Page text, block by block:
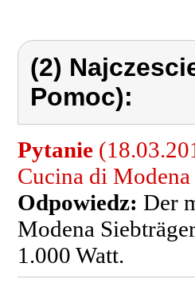
(2)
Pomoc):
Pytanie
Cucina di
Odpowiedz: Der
Modena
1.000 Watt.